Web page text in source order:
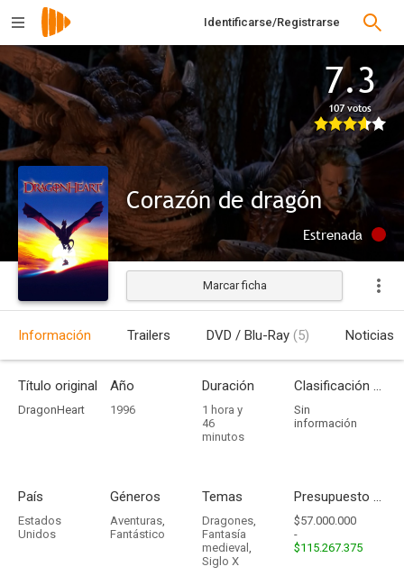
Identificarse/Registrarse
7.3
107 votos
Corazón de dragón
Estrenada
Marcar ficha
Información Trailers DVD / Blu-Ray (5) Noticias
Título original
DragonHeart
Año
1996
Duración
1 hora y
46
minutos
Clasificación por edades
Sin
información
País
Estados
Unidos
Géneros
Aventuras,
Fantástico
Temas
Dragones,
Fantasía
medieval ,
Siglo X
Presupuesto - Ingresos
$57.000.000
-
$115.267.375